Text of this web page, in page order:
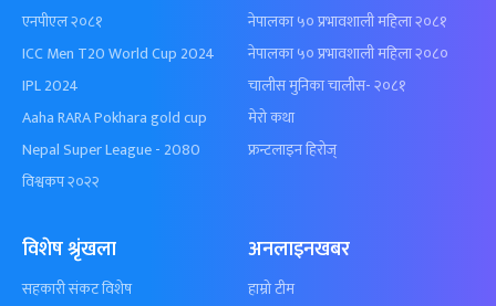
एनपीएल २०८१
ICC Men T20 World Cup 2024
IPL 2024
Aaha RARA Pokhara gold cup
Nepal Super League - 2080
विश्वकप २०२२
नेपालका ५० प्रभावशाली महिला २०८१
नेपालका ५० प्रभावशाली महिला २०८०
चालीस मुनिका चालीस- २०८१
मेरो कथा
फ्रन्टलाइन हिरोज्
विशेष श्रृंखला
सहकारी संकट विशेष
अनलाइनखबर
हाम्रो टीम